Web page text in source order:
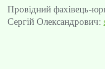
Провідний фахівець-
Сергій Олександрович: